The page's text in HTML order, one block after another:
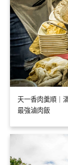
天一香肉羹順｜
最強滷肉飯